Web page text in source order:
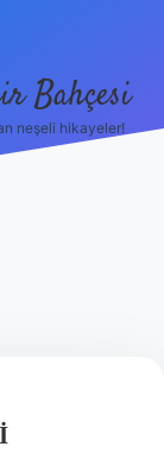
Bahçesi
neşeli hikayeler!